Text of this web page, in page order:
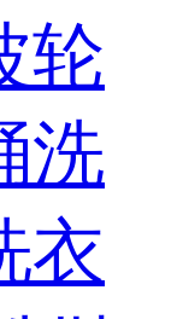
轮
洗
衣